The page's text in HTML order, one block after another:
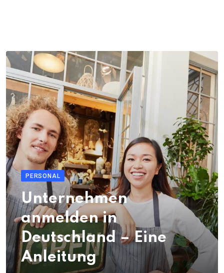
PERSONAL
Unternehmen
anmelden in
Deutschland – Eine
Anleitung